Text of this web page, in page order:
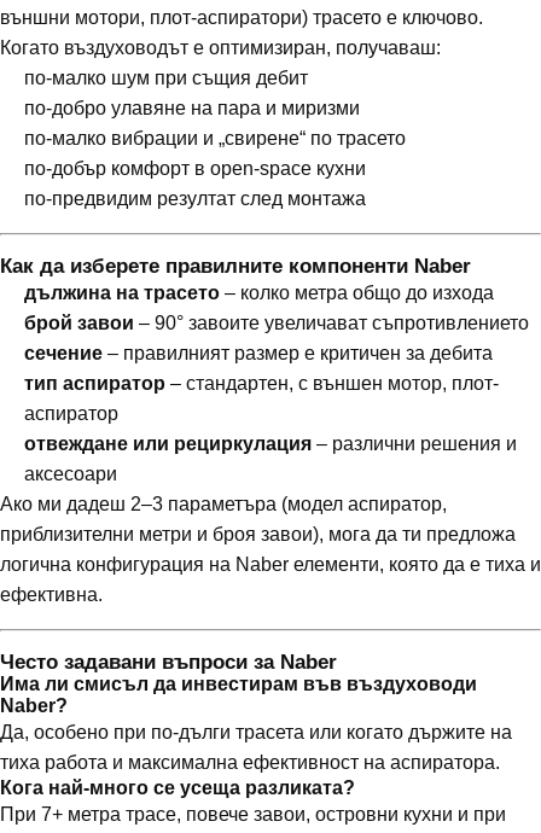
външни мотори, плот-аспиратори) трасето е ключово.
Когато въздуховодът е оптимизиран, получаваш:
по-малко шум при същия дебит
по-добро улавяне на пара и миризми
по-малко вибрации и „свирене“ по трасето
по-добър комфорт в open-space кухни
по-предвидим резултат след монтажа
Как да изберете правилните компоненти Naber
дължина на трасето – колко метра общо до изхода
брой завои – 90° завоите увеличават съпротивлението
сечение – правилният размер е критичен за дебита
тип аспиратор – стандартен, с външен мотор, плот-
аспиратор
отвеждане или рециркулация – различни решения и
аксесоари
Ако ми дадеш 2–3 параметъра (модел аспиратор,
приблизителни метри и броя завои), мога да ти предложа
логична конфигурация на Naber елементи, която да е тиха и
ефективна.
Често задавани въпроси за Naber
Има ли смисъл да инвестирам във въздуховоди
Naber?
Да, особено при по-дълги трасета или когато държите на
тиха работа и максимална ефективност на аспиратора.
Кога най-много се усеща разликата?
При 7+ метра трасе, повече завои, островни кухни и при